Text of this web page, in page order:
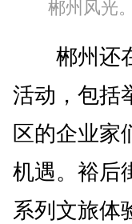
郴州风光
郴州还在
活动，包括
区的企业家
机遇。裕后
系列文旅体